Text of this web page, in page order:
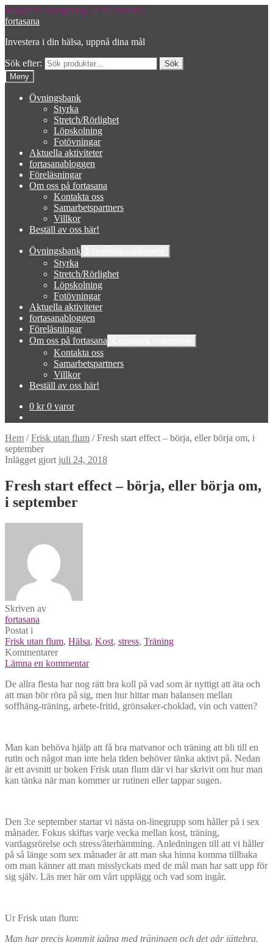
Hoppa till navigering Gå till innehåll
fortasana
Investera i din hälsa, uppnå dina mål
Sök efter:
Meny
Övningsbank
Styrka
Stretch/Rörlighet
Löpskolning
Fotövningar
Aktuella aktiviteter
fortasanabloggen
Föreläsningar
Om oss på fortasana
Kontakta oss
Samarbetspartners
Villkor
Beställ av oss här!
Övningsbank
Styrka
Stretch/Rörlighet
Löpskolning
Fotövningar
Aktuella aktiviteter
fortasanabloggen
Föreläsningar
Om oss på fortasana
Kontakta oss
Samarbetspartners
Villkor
Beställ av oss här!
0 kr 0 varor
Hem /Frisk utan flum /Fresh start effect – börja, eller börja om, i
september
Inlägget gjort juli 24, 2018
Fresh start effect – börja, eller börja om,
i september
Skriven av
fortasana
Postat i
Frisk utan flum, Hälsa, Kost, stress, Träning
Kommentarer
Lämna en kommentar
De allra flesta har nog rätt bra koll på vad som är nyttigt att äta och
att man bör röra på sig, men hur hittar man balansen mellan
soffhäng-träning, arbete-fritid, grönsaker-choklad, vin och vatten?
Man kan behöva hjälp att få bra matvanor och träning att bli till en
rutin och något man inte hela tiden behöver tänka aktivt på. Nedan
är ett avsnitt ur boken Frisk utan flum där vi har skrivit om hur man
kan tänka när man kommer ur rutinen eller tappar sugen.
Den 3:e september startar vi nästa on-linegrupp som håller på i sex
månader. Fokus skiftas varje vecka mellan kost, träning,
vardagsrörelse och stress/återhämtning. Anledningen till att vi håller
på så länge som sex månader är att man ska hinna komma tillbaka
om man känner att man misslyckats med de mål man har satt upp för
sig själv. Läs mer här om vårt upplägg och vad som ingår.
Ur Frisk utan flum:
Man har precis kommit igång med träningen och det går jättebra.